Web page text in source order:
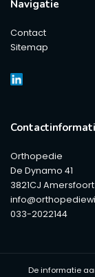
Navigatie
Contact
Sitemap
Orthopedie
De Dynamo 41
3821CJ Amersfoort
033-2022144
De informatie